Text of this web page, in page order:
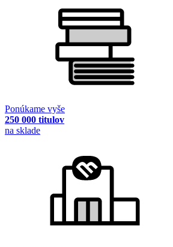
Ponúkame vyše
250 000 titulov
na sklade